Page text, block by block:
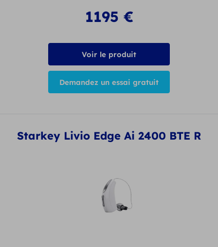
1195 €
Voir le produit
Demandez un essai gratuit
Starkey Livio Edge Ai 2400 BTE R